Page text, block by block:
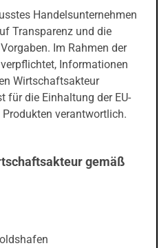
Handelsunternehmen
Transparenz und die
Im Rahmen der
Informationen
Wirtschaftsakteur
für die Einhaltung der EU-
verantwortlich.
gemäß